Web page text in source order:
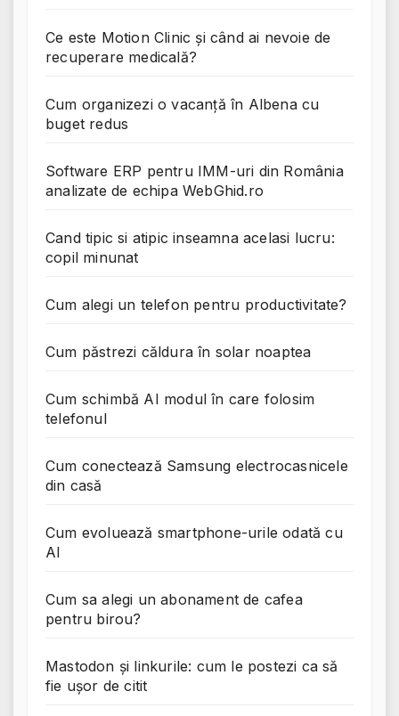
Ce este Motion Clinic și când ai nevoie de
recuperare medicală?
Cum organizezi o vacanță în Albena cu
buget redus
Software ERP pentru IMM-uri din România
analizate de echipa WebGhid.ro
Cand tipic si atipic inseamna acelasi lucru:
copil minunat
Cum alegi un telefon pentru productivitate?
Cum păstrezi căldura în solar noaptea
Cum schimbă AI modul în care folosim
telefonul
Cum conectează Samsung electrocasnicele
din casă
Cum evoluează smartphone-urile odată cu
AI
Cum sa alegi un abonament de cafea
pentru birou?
Mastodon și linkurile: cum le postezi ca să
fie ușor de citit